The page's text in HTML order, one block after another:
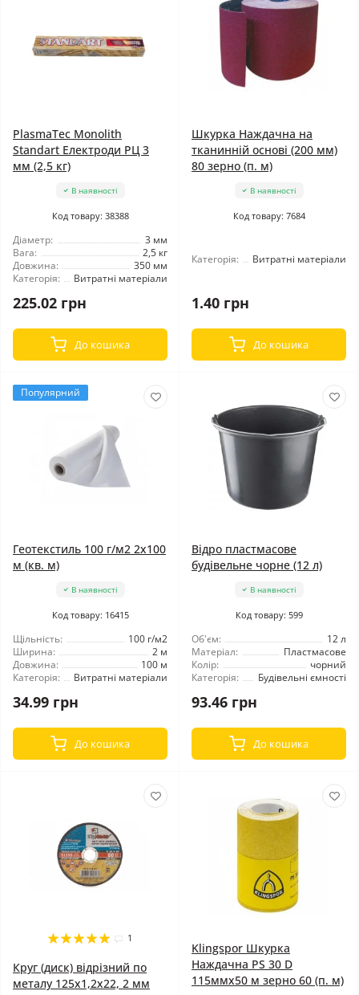
PlasmaTec Monolith
Standart Електроди РЦ 3
мм (2,5 кг)
В наявності
Код товару: 38388
Діаметр:
3 мм
Вага:
2,5 кг
Довжина:
350 мм
Категорія:
Витратні матеріали
225.02 грн
До кошика
Шкурка Наждачна на
тканинній основі (200 мм)
80 зерно (п. м)
В наявності
Код товару: 7684
Категорія: Витратні матеріали
1.40 грн
До кошика
Популярний
Геотекстиль 100 г/м2 2x100
м (кв. м)
В наявності
Код товару: 16415
Щільність:
100 г/м2
Ширина:
2 м
Довжина:
100 м
Категорія:
Витратні матеріали
34.99 грн
До кошика
Відро пластмасове
будівельне чорне (12 л)
В наявності
Код товару: 599
Об'єм:
12 л
Матеріал:
Пластмасове
Колір:
чорний
Категорія:
Будівельні ємності
93.46 грн
До кошика
1
Круг (диск) відрізний по
металу 125x1,2x22, 2 мм
Klingspor Шкурка
Наждачна PS 30 D
115ммх50 м зерно 60 (п. м)